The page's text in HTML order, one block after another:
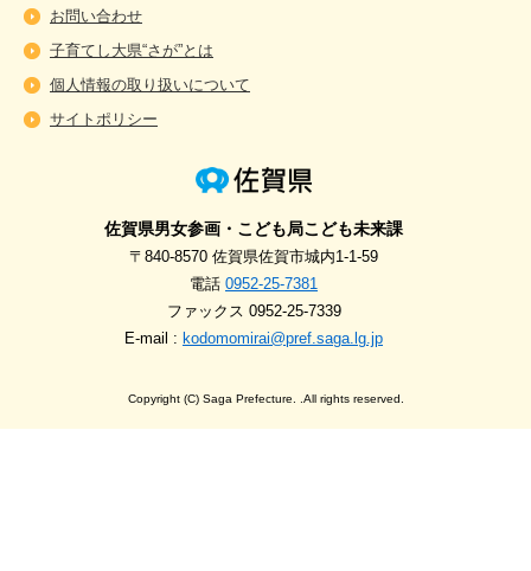
お問い合わせ
子育てし大県“さが”とは
個人情報の取り扱いについて
サイトポリシー
佐賀県男女参画・こども局こども未来課
〒840-8570 佐賀県佐賀市城内1-1-59
電話 0952-25-7381
ファックス 0952-25-7339
E-mail : kodomomirai@pref.saga.lg.jp
Copyright (C) Saga Prefecture. .All rights reserved.